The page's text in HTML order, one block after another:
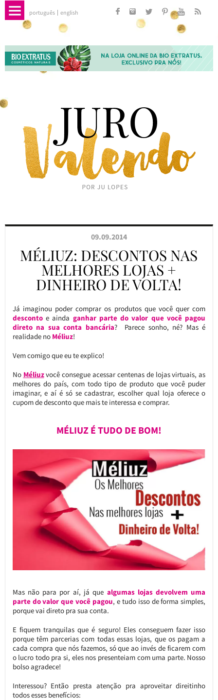
português english
09.09.2014
MÉLIUZ: DESCONTOS NAS
MELHORES LOJAS +
DINHEIRO DE VOLTA!
Já imaginou poder comprar os produtos que você quer com
descontoe ainda ganhar parte do valor que você pagou
direto na sua conta bancária? Parece sonho, né? Mas é
realidade noMéliuz!
Vem comigo que eu te explico!
No Méliuz você consegue acessar centenas de lojas virtuais, as
melhores do país, com todo tipo de produto que você puder
imaginar, e aí é só se cadastrar, escolher qual loja oferece o
cupom de desconto que mais te interessa e comprar.
MÉLIUZ É TUDO DE BOM!
Mas não para por aí, já que algumas lojas devolvem uma
parte do valor que você pagou, e tudo isso de forma simples,
porque vai direto pra sua conta.
E fiquem tranquilas que é seguro! Eles conseguem fazer isso
porque têm parcerias com todas essas lojas, que os pagam a
cada compra que nós fazemos, só que ao invés de ficarem com
o lucro todo pra si, eles nos presenteiam com uma parte. Nosso
bolso agradece!
Interessou? Então presta atenção pra aproveitar direitinho
todos esses benefícios: